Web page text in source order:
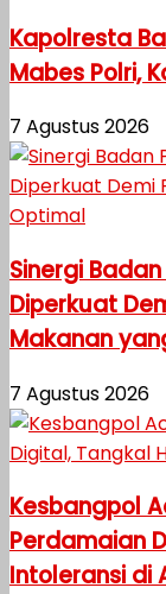
Kapolresta
Mabes Polri,
7 Agustus 2026
Sinergi
Diperkuat
Makanan
7 Agustus 2026
Kesbangpol
Perdamaian
Intoleransi di